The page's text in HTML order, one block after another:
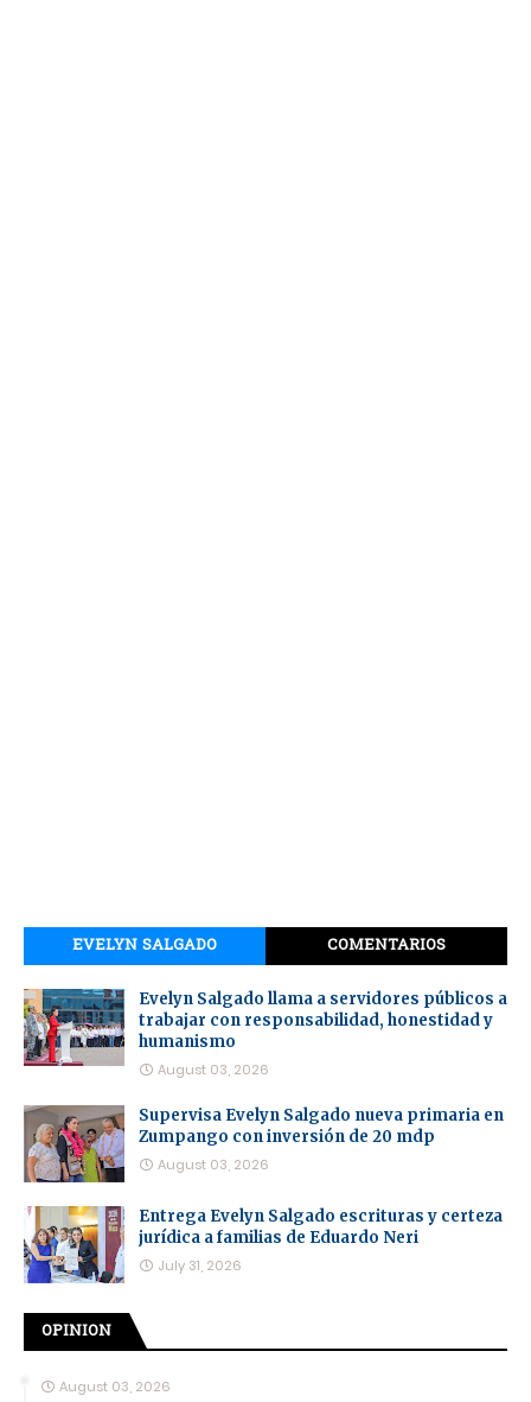
EVELYN SALGADO COMENTARIOS
Evelyn Salgado llama a servidores públicos a
trabajar con responsabilidad, honestidad y
humanismo
August 03, 2026
Supervisa Evelyn Salgado nueva primaria en
Zumpango con inversión de 20 mdp
August 03, 2026
Entrega Evelyn Salgado escrituras y certeza
jurídica a familias de Eduardo Neri
July 31, 2026
OPINION
August 03, 2026